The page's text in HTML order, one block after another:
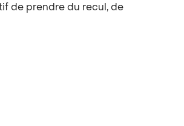
de prendre du recul, de